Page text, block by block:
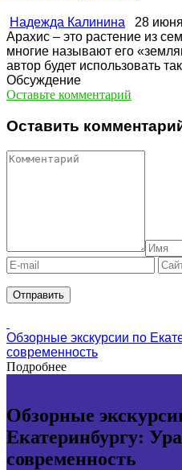
Надежда Калинина 28
Арахис – это растение из
многие называют его
автор будет использовать
Обсуждение
Оставьте комментарий
Оставить
Обзорные экскурсии по
современность
Подробнее
Обзорные
Екатеринбургу:
современность